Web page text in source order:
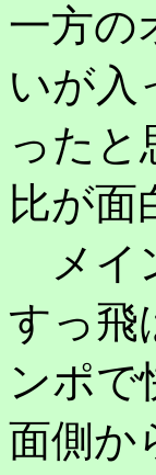
一方の
いが入
ったと
比が面
メイ
すっ飛
ンポで
面側か